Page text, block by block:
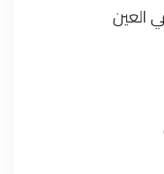
العين